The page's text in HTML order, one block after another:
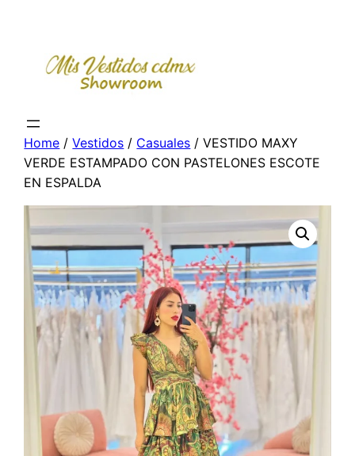
content
Home /Vestidos / Casuales / VESTIDO MAXY
VERDE ESTAMPADO CON PASTELONES ESCOTE
EN ESPALDA